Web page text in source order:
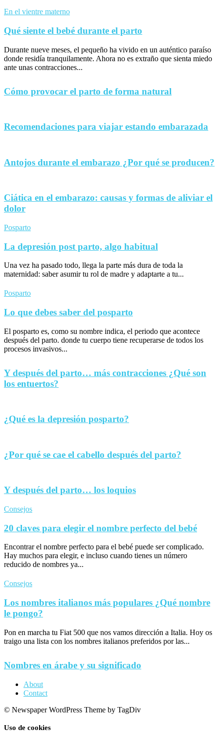
En el vientre materno
Qué siente el bebé durante el parto
Durante nueve meses, el pequeño ha vivido en un auténtico paraíso
donde residía tranquilamente. Ahora no es extraño que sienta miedo
ante unas contracciones...
Cómo provocar el parto de forma natural
Recomendaciones para viajar estando embarazada
Antojos durante el embarazo ¿Por qué se producen?
Ciática en el embarazo: causas y formas de aliviar el
dolor
Posparto
La depresión post parto, algo habitual
Una vez ha pasado todo, llega la parte más dura de toda la
maternidad: saber asumir tu rol de madre y adaptarte a tu...
Posparto
Lo que debes saber del posparto
El posparto es, como su nombre indica, el periodo que acontece
después del parto. donde tu cuerpo tiene recuperarse de todos los
procesos invasivos...
Y después del parto… más contracciones ¿Qué son
los entuertos?
¿Qué es la depresión posparto?
¿Por qué se cae el cabello después del parto?
Y después del parto… los loquios
Consejos
20 claves para elegir el nombre perfecto del bebé
Encontrar el nombre perfecto para el bebé puede ser complicado.
Hay muchos para elegir, e incluso cuando tienes un número
reducido de nombres ya...
Consejos
Los nombres italianos más populares ¿Qué nombre
le pongo?
Pon en marcha tu Fiat 500 que nos vamos dirección a Italia. Hoy os
traigo una lista con los nombres italianos preferidos por las...
Nombres en árabe y su significado
About
Contact
© Newspaper WordPress Theme by TagDiv
Uso de cookies